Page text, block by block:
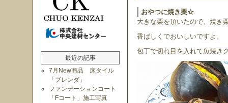
最近の記事
7月New商品 床タイル
「ブレンダ」
ファンデーションコート
「Fコート」施工写真
おやつに焼き栗☆
大きな栗を頂いたので、焼き
香ばしくでおいしいですよ。
包丁で切れ目を入れて魚焼き